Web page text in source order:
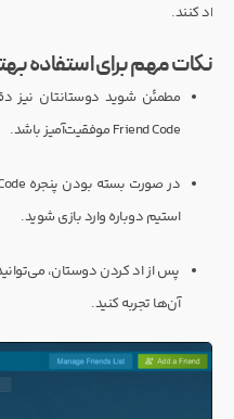
اد کنند.
نکات مهم برای استفاده
مطمئن شوید دوستانتان نیز
Friend Code موفقیت‌آمیز باشد.
استیم دوباره وارد بازی شوید.
پس از اد کردن دوستان،
آن‌ها تجربه کنید.